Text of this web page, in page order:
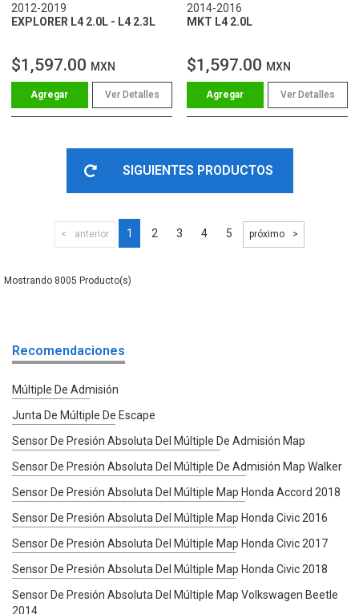
2012-2019
EXPLORER L4 2.0L - L4 2.3L
$1,597.00 MXN
Ver Detalles
2014-2016
MKT L4 2.0L
$1,597.00 MXN
Ver Detalles
SIGUIENTES PRODUCTOS
anterior 1 2 3 4 5 próximo
8005
Recomendaciones
Múltiple De Admisión
Junta De Múltiple De Escape
Sensor De Presión Absoluta Del Múltiple De Admisión Map
Sensor De Presión Absoluta Del Múltiple De Admisión Map Walker
Sensor De Presión Absoluta Del Múltiple Map Honda Accord 2018
Sensor De Presión Absoluta Del Múltiple Map Honda Civic 2016
Sensor De Presión Absoluta Del Múltiple Map Honda Civic 2017
Sensor De Presión Absoluta Del Múltiple Map Honda Civic 2018
Sensor De Presión Absoluta Del Múltiple Map Volkswagen Beetle
2014